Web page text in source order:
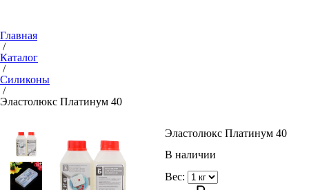
Главная
/
Каталог
/
Силиконы
/
Эластолюкс Платинум 40
Эластолюкс Платинум 40
В наличии
Вес: